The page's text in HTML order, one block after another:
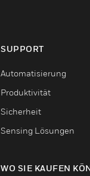
SUPPORT
Automatisierung
Produktivität
Sicherheit
Sensing Lösungen
WO SIE KAUFEN